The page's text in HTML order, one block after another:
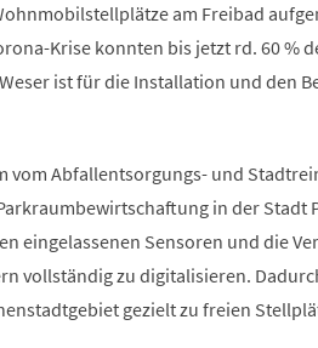
am Freibad
Krise konnten bis jetzt rd. 60 %
ist für die Installation und den
vom Abfallentsorgungs- und
in der Stadt
eingelassenen Sensoren und die
vollständig zu digitalisieren.
gezielt zu freien